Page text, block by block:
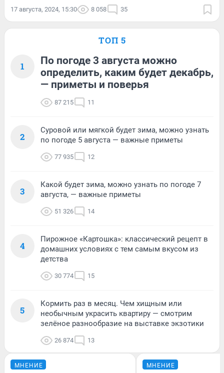
17 августа, 2024, 15:30 8 058 35
ТОП 5
1
По погоде 3 августа можно
определить, каким будет декабрь,
— приметы и поверья
87 215 11
2
Суровой или мягкой будет зима, можно узнать
по погоде 5 августа — важные приметы
77 935 12
3
Какой будет зима, можно узнать по погоде 7
августа, — важные приметы
51 326 14
4
Пирожное «Картошка»: классический рецепт в
домашних условиях с тем самым вкусом из
детства
30 774 15
5
Кормить раз в месяц. Чем хищным или
необычным украсить квартиру — смотрим
зелёное разнообразие на выставке экзотики
26 874 13
МНЕНИЕ МНЕНИЕ